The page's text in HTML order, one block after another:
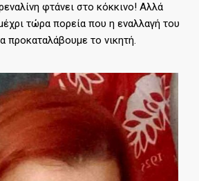
φτάνει στο κόκκινο! Αλλά
τώρα πορεία που η εναλλαγή του
προκαταλάβουμε το νικητή.